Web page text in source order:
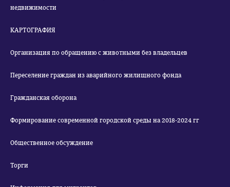
недвижимости
КАРТОГРАФИЯ
Организация по обращению с животными без владельцев
Переселение граждан из аварийного жилищного фонда
Гражданская оборона
Формирование современной городской среды на 2018-2024 гг
Общественное обсуждение
Торги